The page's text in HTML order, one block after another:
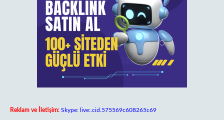
Reklam ve İletişim: Skype: live:.cid.575569c608265c69